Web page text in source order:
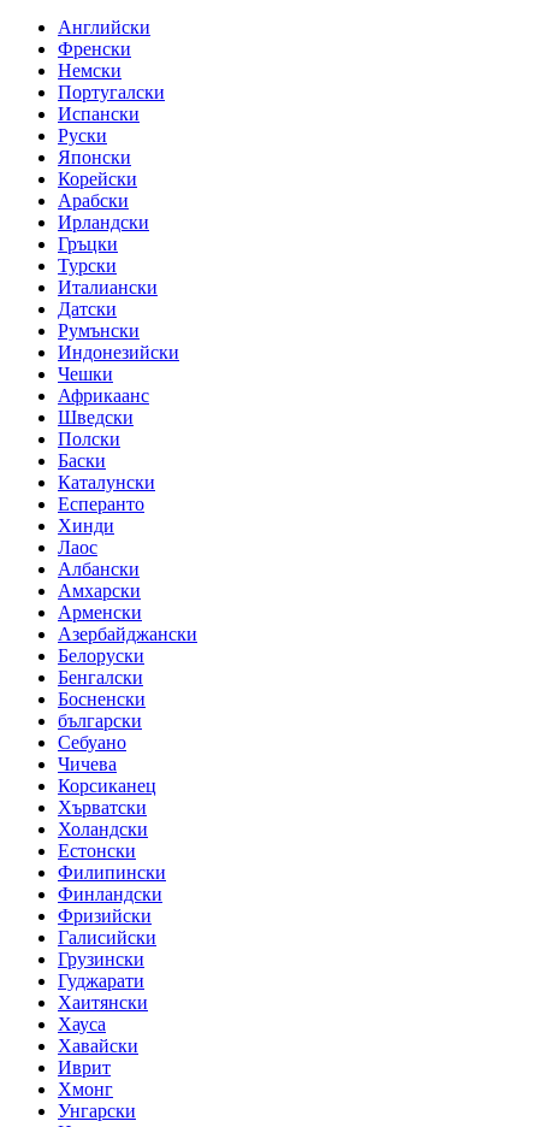
Английски
Френски
Немски
Португалски
Испански
Руски
Японски
Корейски
Арабски
Ирландски
Гръцки
Турски
Италиански
Датски
Румънски
Индонезийски
Чешки
Африкаанс
Шведски
Полски
Баски
Каталунски
Есперанто
Хинди
Лаос
Албански
Амхарски
Арменски
Азербайджански
Белоруски
Бенгалски
Босненски
български
Себуано
Чичева
Корсиканец
Хърватски
Холандски
Естонски
Филипински
Финландски
Фризийски
Галисийски
Грузински
Гуджарати
Хаитянски
Хауса
Хавайски
Иврит
Хмонг
Унгарски